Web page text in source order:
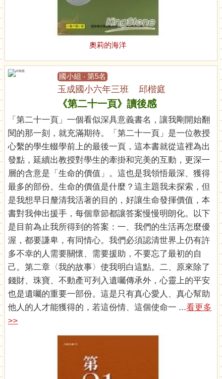
奧莉的海洋
國小組 ‧ 第5名
玉成國小六年三班 邱楷庭
《第二十一頁》讀後感
「第二十一頁」一個看似深具意義書名，讓我剛開始翻
閱的那一刻，就充滿期待。「第二十一頁」是一位教授
心繫的學生輟學前上的最後一頁，這本書就從這裡為出
發點，延續出教授對學生的牽掛和完美的互動，更深一
層的含意是「生命的價值」。這也是我領悟最深、獲得
最多的部份。生命的價值是什麼？這主題我未探索，但
是我想早日釐清我活著的目的，好讓生命發揮價值，本
書對我伸出援手，每個章節都讓答案慢慢明朗化。以下
是目前為止我所得到的答案：一、我們的生活再怎麼優
渥，都要謙卑，有同情心。我們必須認清世界上仍有許
多不幸的人需要關懷、需要援助，不要忘了最初的自
己。第二章〈我的故事〉使我明白這點。二、原來除了
錢財、珠寶、不動產可列入遺囑傳承外，心靈上的平安
也是遺囑的重要一部份。這是只有真心愛人、真心幫助
他人的人才能獲得的，若這份情、這個使命一 ...看更多
>>